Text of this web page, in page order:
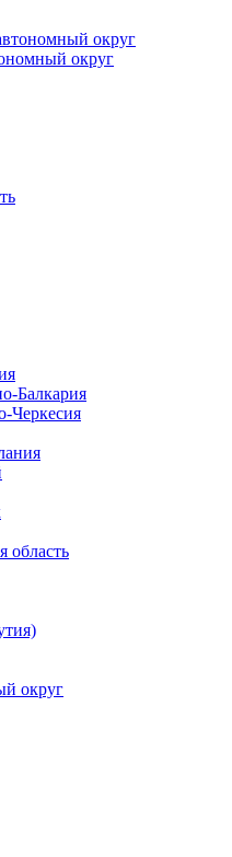
округ
округ
Балкария
Черкесия
область
округ